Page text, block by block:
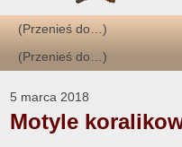
5 marca 2018
Motyle